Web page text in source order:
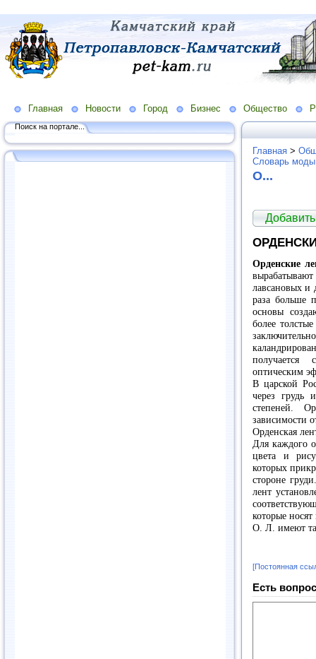
Главная Новости Город Бизнес Общество
Поиск на портале...
Главная >
Словарь
O...
Орденские
лавсановых и
раза больше
основы
более
получается
оптическим
В царской
через грудь
степеней.
зависимости
Орденская
Для каждого
цвета и
которых
стороне
лент
которые
О. Л. имеют
[Постоянная
Есть